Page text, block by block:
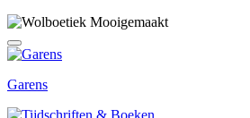
Garens